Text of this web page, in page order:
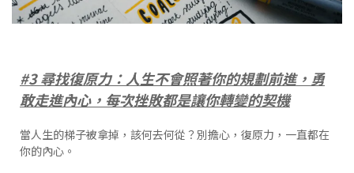
#3 尋找復原力：人生不會照著你的規劃前進，勇
敢走進內心，每次挫敗都是讓你轉變的契機
當人生的梯子被拿掉，該何去何從？別擔心，復原力，一直都在
你的內心。